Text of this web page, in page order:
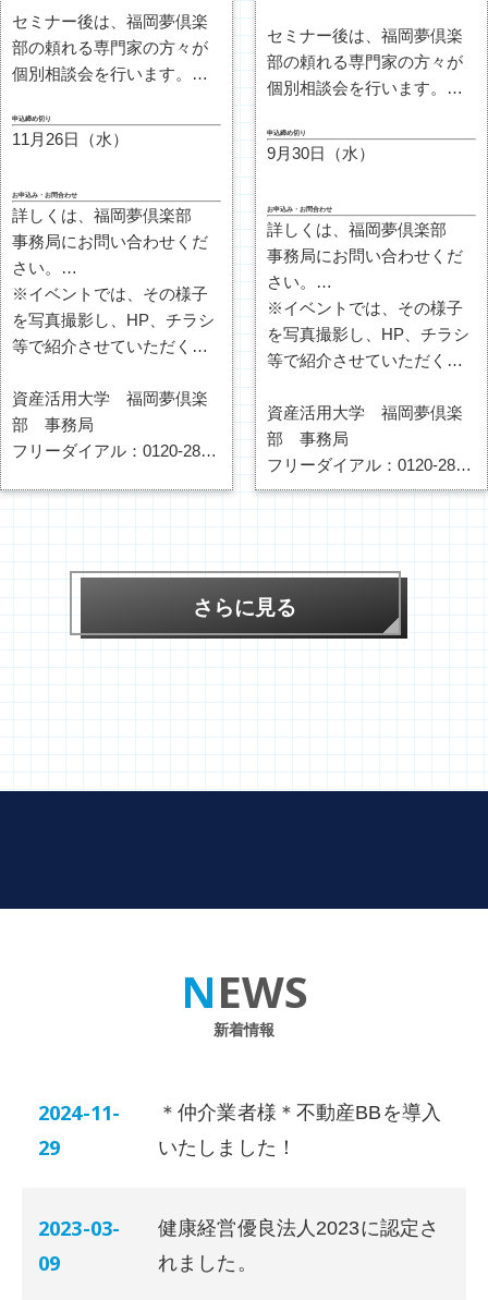
セミナー後は、福岡夢倶楽
部の頼れる専門家の方々が
個別相談会を行います。
ます。】
個別相談を御希望の場合
先生】と【相談内容】を、
下記のいずれかの方法でお
申込みをお願い致します。
申込締め切り
11月26日（水）
お申込み・お問合わせ
詳しくは、福岡夢倶楽部
事務局にお問い合わせくだ
さい。
尚、参加の場合は下記のい
ずれかの方法でお申し込み
下さい。
す。
※イベントでは、その様子
を写真撮影し、HP、チラシ
等で紹介させていただく場
不都合のある場合は、スタ
ッフまでその旨お伝えくだ
さい。
資産活用大学 福岡夢倶楽
部 事務局
フリーダイアル：0120-287-
shisankatsuyou.com/contact/
セミナー後は、福岡夢倶楽
部の頼れる専門家の方々が
個別相談会を行います。
ます。】
個別相談を御希望の場合
先生】と【相談内容】を、
下記のいずれかの方法でお
申込みをお願い致します。
申込締め切り
9月30日（水）
お申込み・お問合わせ
詳しくは、福岡夢倶楽部
事務局にお問い合わせくだ
さい。
尚、参加の場合は下記のい
ずれかの方法でお申し込み
下さい。
す。
※イベントでは、その様子
を写真撮影し、HP、チラシ
等で紹介させていただく場
不都合のある場合は、スタ
ッフまでその旨お伝えくだ
さい。
資産活用大学 福岡夢倶楽
部 事務局
フリーダイアル：0120-287-
430
http://fukuoka-
shisankatsuyou.com/contact/
さらに見る
NEWS
新着情報
2024-11-
29
＊仲介業者様＊不動産BBを導入
いたしました！
2023-03-
09
健康経営優良法人2023に認定さ
れました。